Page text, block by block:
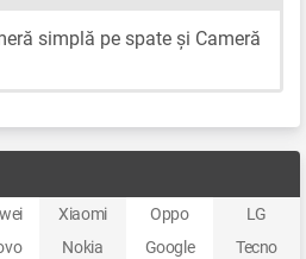
simplă pe spate și Cameră
Xiaomi Oppo
LG
Nokia Google
Tecno